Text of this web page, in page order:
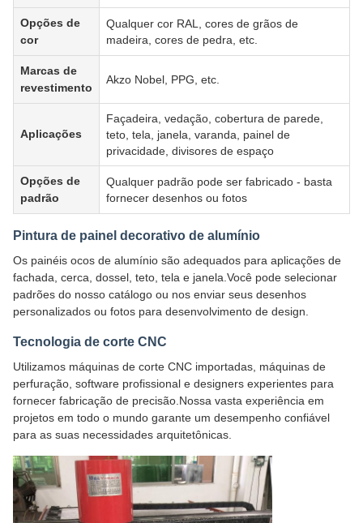
Opções de
cor
Qualquer cor RAL, cores de grãos de
madeira, cores de pedra, etc.
Marcas de
revestimento
Akzo Nobel, PPG, etc.
Aplicações
Façadeira, vedação, cobertura de parede,
teto, tela, janela, varanda, painel de
privacidade, divisores de espaço
Opções de
padrão
Qualquer padrão pode ser fabricado - basta
fornecer desenhos ou fotos
Pintura de painel decorativo de alumínio
Os painéis ocos de alumínio são adequados para aplicações de
fachada, cerca, dossel, teto, tela e janela.Você pode selecionar
padrões do nosso catálogo ou nos enviar seus desenhos
personalizados ou fotos para desenvolvimento de design.
Tecnologia de corte CNC
Utilizamos máquinas de corte CNC importadas, máquinas de
perfuração, software profissional e designers experientes para
fornecer fabricação de precisão.Nossa vasta experiência em
projetos em todo o mundo garante um desempenho confiável
para as suas necessidades arquitetônicas.